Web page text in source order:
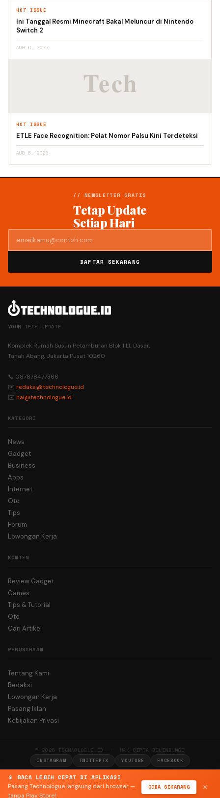
📱 BACA LEBIH CEPAT DI APLIKASI
Pasang Technologue langsung dari browser —
tanpa Play Store!
COBA SEKARANG ✕
HOT ISSUE
Ini Tanggal Resmi Minecraft Bakal Meluncur di Nintendo
Switch 2
AUG 6, 2026
HOT ISSUE
ETLE Face Recognition: Pelat Nomor Palsu Kini Terdeteksi
AUG 6, 2026
// NEWSLETTER GRATIS
Tetap Update
Setiap Hari
DAFTAR SEKARANG
YOUR TECH UPDATE
Komplek Rumah Susun Petamburan Blok 1 Lt. Dasar,
Tanah Abang, Jakarta Pusat 10260
📞 087878477366
✉️ redaksi@technologue.id
✉️ hai@technologue.id
KATEGORI
News
Gadget
Business
Apps
Internet
Oto
Tips
Forum
Lowongan Kerja
KONTEN
Review Gadget
Games
Tips & Tutorial
Oto
Cari Artikel
PERUSAHAAN
Tentang Kami
Redaksi
Lowongan Kerja
Pasang Iklan
Kebijakan Privasi
© 2026 TECHNOLOGUE.ID · HAK CIPTA DILINDUNGI
INSTAGRAM TWITTER/X YOUTUBE FACEBOOK